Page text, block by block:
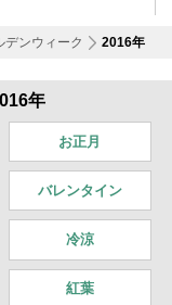
デンウィーク 2016年
年
お正月
バレンタイン
冷涼
紅葉